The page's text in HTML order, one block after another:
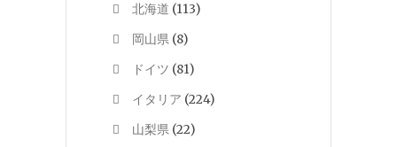
北海道 (113)
岡山県 (8)
ドイツ (81)
イタリア (224)
山梨県 (22)